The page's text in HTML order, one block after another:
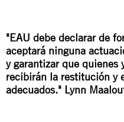
"EAU debe declarar de
aceptará ninguna
y garantizar que quienes
recibirán la restitución y
adecuados." Lynn